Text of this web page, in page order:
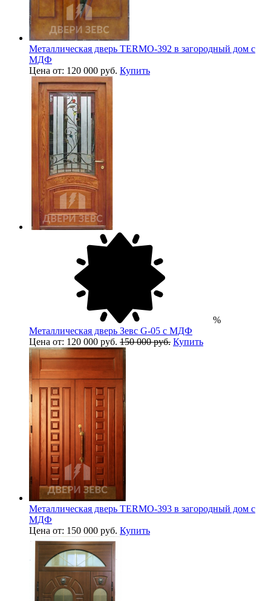
Металлическая дверь TERMO-392 в загородный дом с
МДФ
Цена от: 120 000 руб. Купить
%
Металлическая дверь Зевс G-05 с МДФ
Цена от: 120 000 руб. 150 000 руб. Купить
Металлическая дверь TERMO-393 в загородный дом с
МДФ
Цена от: 150 000 руб. Купить